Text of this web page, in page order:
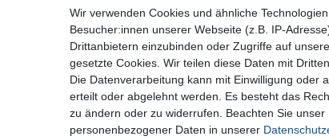
Für Fragen zu unseren Produkten und
Bestellungen erreichen Sie uns per E-Mail oder
Telefon:
+49 5741 9099422 oder
info@dein-bau-
projekt.de
Wir verwenden Cookies und ähnliche
Besucher:innen unserer Webseite (z.B. IP-
Drittanbietern einzubinden oder Zugriffe auf
gesetzte Cookies. Wir teilen diese Daten mit
Die Datenverarbeitung kann mit Einwilligung oder
erteilt oder abgelehnt werden. Es besteht das
zu ändern oder zu widerrufen. Beachten Sie unser
personenbezogener Daten in unserer